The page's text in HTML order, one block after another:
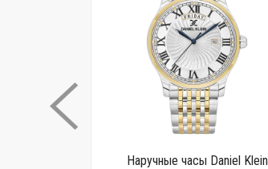
Наручные часы Daniel Klein